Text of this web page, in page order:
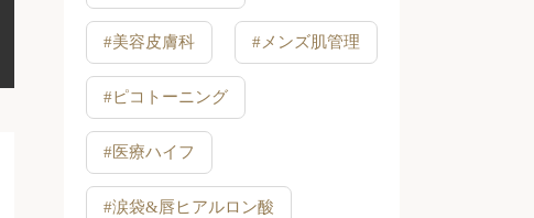
#美容皮膚科 #メンズ肌管理
#ピコトーニング
#医療ハイフ
#涙袋&唇ヒアルロン酸